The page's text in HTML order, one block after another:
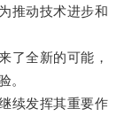
推动技术进步和
全新的可能，
。
续发挥其重要作